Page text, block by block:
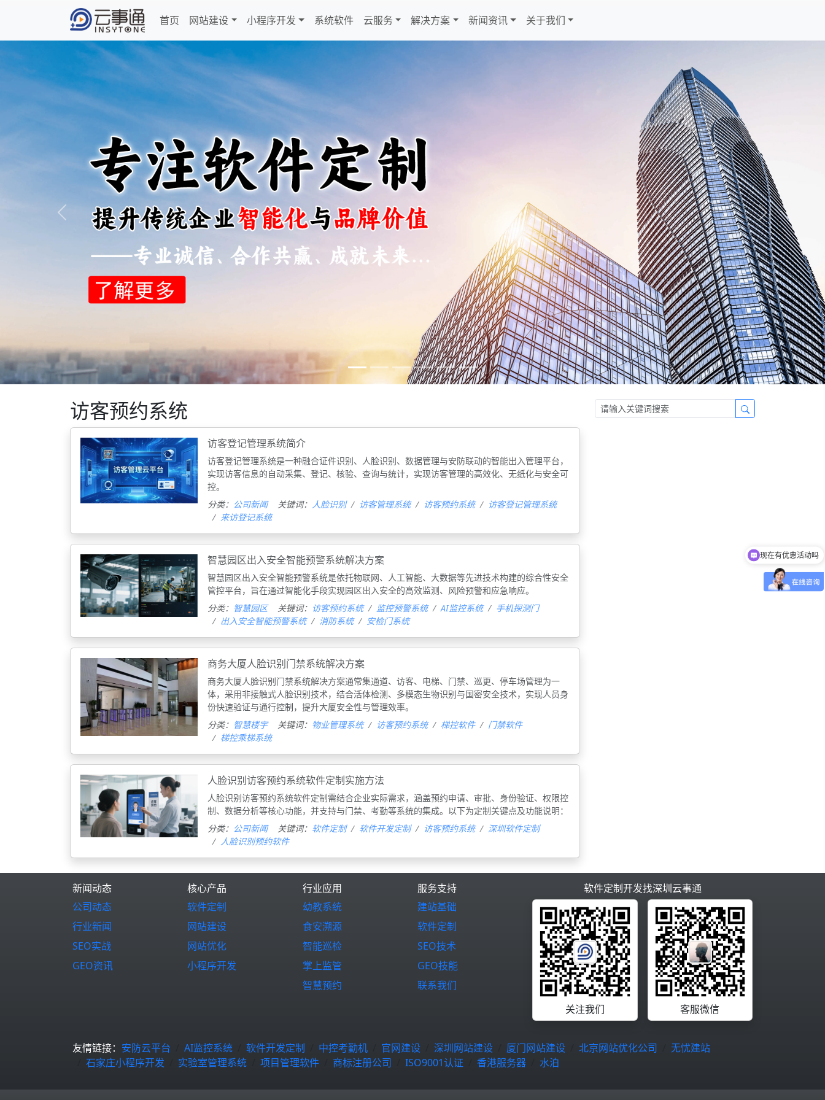
首页 网站建设 小程序开发 系统软件 云服务 解决方案 新闻资讯 关于我们
Previous Next
访客预约系统
访客登记管理系统简介
访客登记管理系统‌是一种融合‌证件识别、人脸识别、数据管理与安防联动‌的智能出入管理平台，
实现访客信息的自动采集、登记、核验、查询与统计，实现访客管理的‌高效化、无纸化与安全可
控‌。
分类： 公司新闻 关键词： 人脸识别 访客管理系统 访客预约系统
访客登记管理系统
来访登记系统
智慧园区出入安全智能预警系统解决方案
智慧园区出入安全智能预警系统是依托物联网、人工智能、大数据等先进技术构建的综合性安全
管控平台，旨在通过智能化手段实现园区出入安全的高效监测、风险预警和应急响应。
分类： 智慧园区 关键词： 访客预约系统 监控预警系统 AI监控系统
手机探测门
出入安全智能预警系统
消防系统 安检门系统
商务大厦人脸识别门禁系统解决方案
商务大厦人脸识别门禁系统解决方案通常集通道、访客、电梯、门禁、巡更、停车场管理为一
体，采用非接触式人脸识别技术，结合活体检测、多模态生物识别与国密安全技术，实现人员身
份快速验证与通行控制，提升大厦安全性与管理效率。
分类： 智慧楼宇 关键词： 物业管理系统 访客预约系统 梯控软件
门禁软件
梯控乘梯系统
人脸识别访客预约系统软件定制实施方法
人脸识别访客预约系统软件定制需结合企业实际需求，涵盖预约申请、审批、身份验证、权限控
制、数据分析等核心功能，并支持与门禁、考勤等系统的集成。以下为定制关键点及功能说明：
分类： 公司新闻 关键词： 软件定制 软件开发定制 访客预约系统
深圳软件定制
人脸识别预约软件
新闻动态
公司动态
行业新闻
SEO实战
GEO资讯
核心产品
软件定制
网站建设
网站优化
小程序开发
行业应用
幼教系统
食安溯源
智能巡检
掌上监管
智慧预约
服务支持
建站基础
软件定制
SEO技术
GEO技能
联系我们
软件定制开发找深圳云事通
关注我们 客服微信
友情链接： 安防云平台 AI监控系统 软件开发定制 中控考勤机 官网建设 深圳网站建设 厦门网站建设 北京网站优化公司
无忧建站
石家庄小程序开发
实验室管理系统 项目管理软件 商标注册公司 ISO9001认证 香港服务器 水泊
可以介绍下你们的产品么